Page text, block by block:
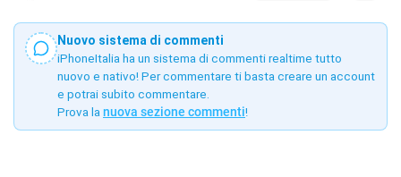
Nuovo sistema di commenti
iPhoneItalia ha un sistema di commenti realtime tutto
nuovo e nativo! Per commentare ti basta creare un account
e potrai subito commentare.
Prova la nuova sezione commenti!